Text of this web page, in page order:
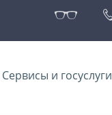
Сервисы и госуслуги